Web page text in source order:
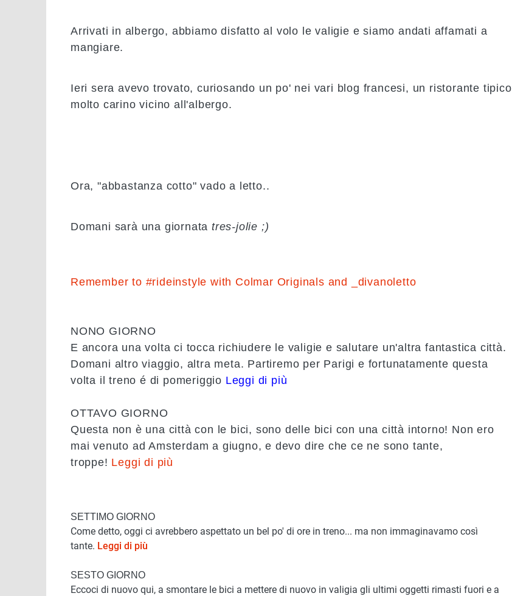
Arrivati in albergo, abbiamo disfatto al volo le valigie e siamo andati affamati a
mangiare.
Ieri sera avevo trovato, curiosando un po' nei vari blog francesi, un ristorante tipico
molto carino vicino all'albergo.
Ora, "abbastanza cotto" vado a letto..
Domani sarà una giornata tres-jolie ;)
Remember to #rideinstyle with Colmar Originals and _divanoletto
NONO GIORNO
E ancora una volta ci tocca richiudere le valigie e salutare un'altra fantastica città.
Domani altro viaggio, altra meta. Partiremo per Parigi e fortunatamente questa
volta il treno é di pomeriggio Leggi di più
OTTAVO GIORNO
Questa non è una città con le bici, sono delle bici con una città intorno! Non ero
mai venuto ad Amsterdam a giugno, e devo dire che ce ne sono tante,
troppe! Leggi di più
SETTIMO GIORNO
Come detto, oggi ci avrebbero aspettato un bel po' di ore in treno... ma non immaginavamo così
tante. Leggi di più
SESTO GIORNO
Eccoci di nuovo qui, a smontare le bici a mettere di nuovo in valigia gli ultimi oggetti rimasti fuori e a